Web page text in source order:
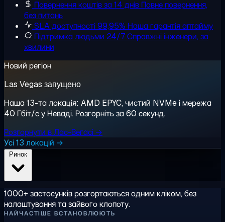
Повернення коштів за 14 днів Повне повернення,
без питань
SLA доступності 99,95% Наша гарантія аптайму
Підтримка людьми 24/7Справжні інженери, за
хвилини
Новий регіон
Las Vegas запущено
Наша 13-та локація: AMD EPYC, чистий NVMe і мережа
40 Гбіт/с у Неваді. Розгорніть за 60 секунд.
Розгорнути в Лас-Вегасі →
Усі 13 локацій →
1000+ застосунків розгортаються одним кліком, без
налаштування та зайвого клопоту.
НАЙЧАСТІШЕ ВСТАНОВЛЮЮТЬ